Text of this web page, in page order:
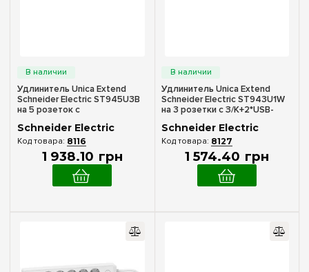
Удлинитель Unica Extend
Schneider Electric ST945U3B
на 5 розеток с
3м, черный
Schneider Electric
8116
1 938.10 грн
Удлинитель Unica Extend
Schneider Electric ST943U1W
на 3 розетки с З/К+2*USB-
Schneider Electric
8127
1 574.40 грн